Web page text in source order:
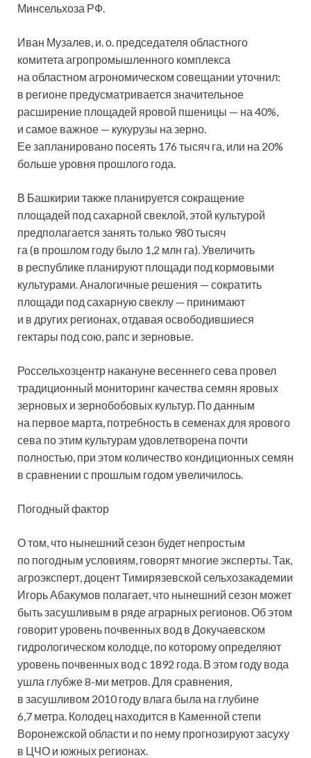
Минсельхоза РФ.
Иван Музалев, и. о. председателя областного
комитета агропромышленного комплекса
на областном агрономическом совещании уточнил:
в регионе предусматривается значительное
расширение площадей яровой пшеницы — на 40%,
и самое важное — кукурузы на зерно.
Ее запланировано посеять 176 тысяч га, или на 20%
больше уровня прошлого года.
В Башкирии также планируется сокращение
площадей под сахарной свеклой, этой культурой
предполагается занять только 980 тысяч
га (в прошлом году было 1,2 млн га). Увеличить
в республике планируют площади под кормовыми
культурами. Аналогичные решения — сократить
площади под сахарную свеклу — принимают
и в других регионах, отдавая освободившиеся
гектары под сою, рапс и зерновые.
Россельхозцентр накануне весеннего сева провел
традиционный мониторинг качества семян яровых
зерновых и зернобобовых культур. По данным
на первое марта, потребность в семенах для ярового
сева по этим культурам удовлетворена почти
полностью, при этом количество кондиционных семян
в сравнении с прошлым годом увеличилось.
Погодный фактор
О том, что нынешний сезон будет непростым
по погодным условиям, говорят многие эксперты. Так,
агроэксперт, доцент Тимирязевской сельхозакадемии
Игорь Абакумов полагает, что нынешний сезон может
быть засушливым в ряде аграрных регионов. Об этом
говорит уровень почвенных вод в Докучаевском
гидрологическом колодце, по которому определяют
уровень почвенных вод с 1892 года. В этом году вода
ушла глубже 8-ми метров. Для сравнения,
в засушливом 2010 году влага была на глубине
6,7 метра. Колодец находится в Каменной степи
Воронежской области и по нему прогнозируют засуху
в ЦЧО и южных регионах.